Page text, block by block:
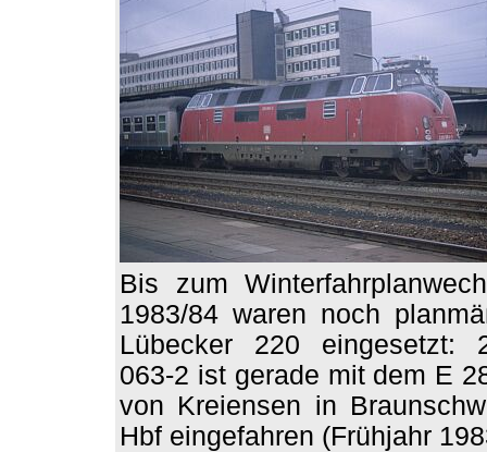
Bis zum
1983/84 waren noch
Lübecker 220 eingesetzt:
063-2 ist gerade mit dem E
von Kreiensen in
Hbf eingefahren (Frühjahr